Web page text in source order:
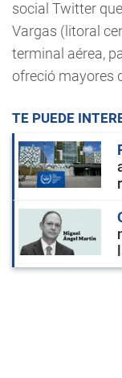
social Twitter
Vargas (litoral
terminal aérea,
ofreció mayores
TE PUEDE